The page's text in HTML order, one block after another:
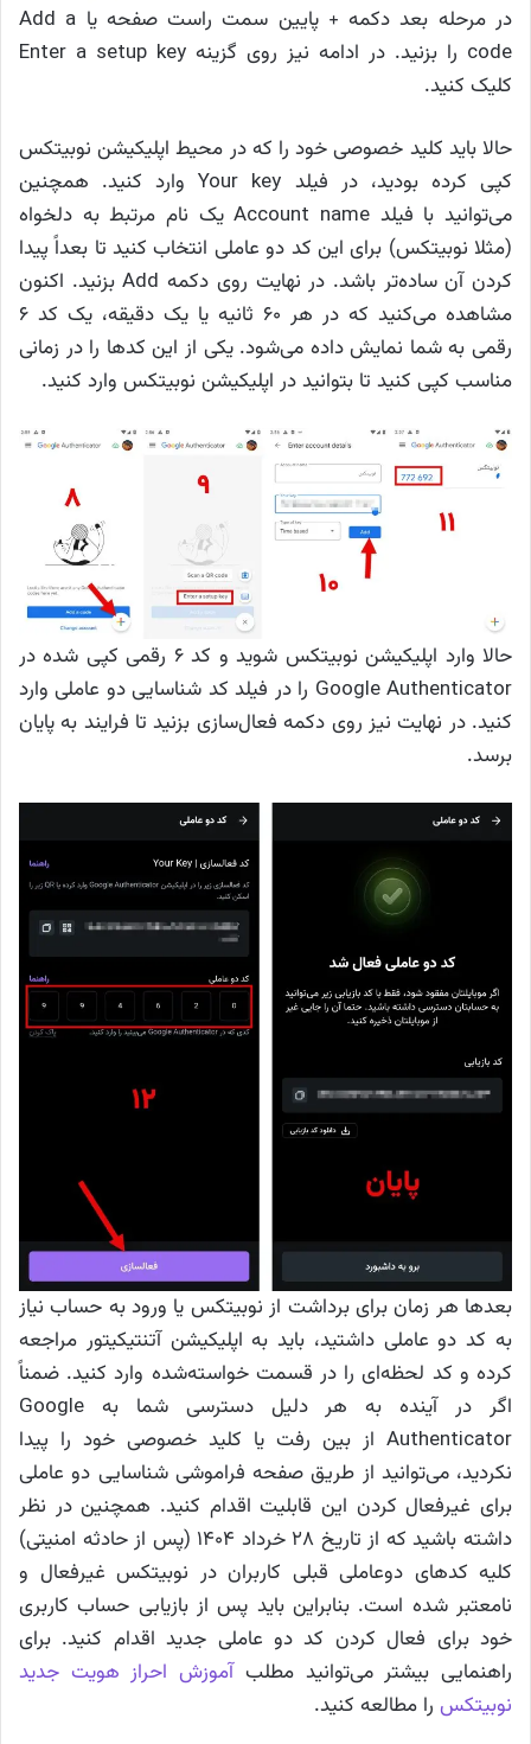
در مرحله بعد دکمه + پایین سمت راست صفحه یا Add a
code را بزنید. در ادامه نیز روی گزینه Enter a setup key
کلیک کنید.
حالا باید کلید خصوصی خود را که در محیط اپلیکیشن نوبیتکس
کپی کرده بودید، در فیلد Your key وارد کنید. همچنین
می‌توانید با فیلد Account name یک نام مرتبط به دلخواه
(مثلا نوبیتکس) برای این کد دو عاملی انتخاب کنید تا بعداً پیدا
کردن آن ساده‌تر باشد. در نهایت روی دکمه Add بزنید. اکنون
مشاهده می‌کنید که در هر ۶۰ ثانیه یا یک دقیقه، یک کد ۶
رقمی به شما نمایش داده می‌شود. یکی از این کدها را در زمانی
مناسب کپی کنید تا بتوانید در اپلیکیشن نوبیتکس وارد کنید.
حالا وارد اپلیکیشن نوبیتکس شوید و کد ۶ رقمی کپی شده در
Google Authenticator را در فیلد کد شناسایی دو عاملی وارد
کنید. در نهایت نیز روی دکمه فعال‌سازی بزنید تا فرایند به پایان
برسد.
بعدها هر زمان برای برداشت از نوبیتکس یا ورود به حساب نیاز
به کد دو عاملی داشتید، باید به اپلیکیشن آتنتیکیتور مراجعه
کرده و کد لحظه‌ای را در قسمت خواسته‌شده وارد کنید. ضمناً
اگر در آینده به هر دلیل دسترسی شما به Google
Authenticator از بین رفت یا کلید خصوصی خود را پیدا
نکردید، می‌توانید از طریق صفحه فراموشی شناسایی دو عاملی
برای غیرفعال کردن این قابلیت اقدام کنید. همچنین در نظر
داشته باشید که از تاریخ ۲۸ خرداد ۱۴۰۴ (پس از حادثه امنیتی)
کلیه کدهای دوعاملی قبلی کاربران در نوبیتکس غیرفعال و
نامعتبر شده است. بنابراین باید پس از بازیابی حساب کاربری
خود برای فعال کردن کد دو عاملی جدید اقدام کنید. برای
راهنمایی بیشتر می‌توانید مطلبآموزش احراز هویت جدید
نوبیتکس را مطالعه کنید.